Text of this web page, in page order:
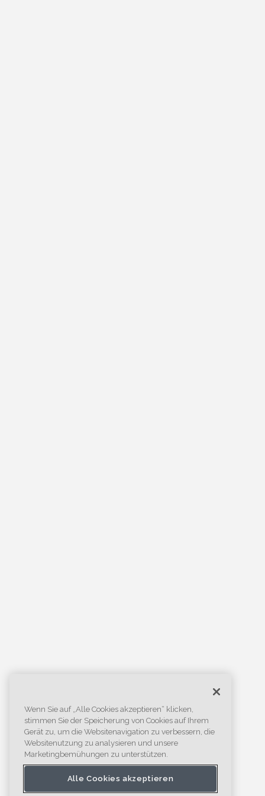
Wenn Sie auf „Alle Cookies akzeptieren“ klicken,
stimmen Sie der Speicherung von Cookies auf Ihrem
Gerät zu, um die Websitenavigation zu verbessern, die
Websitenutzung zu analysieren und unsere
Marketingbemühungen zu unterstützen.
Alle Cookies akzeptieren